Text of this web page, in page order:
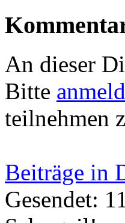
An dieser
Bitte
teilnehmen
Beiträge in
Gesendet: